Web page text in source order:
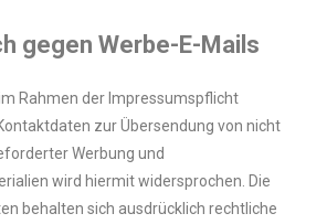
gegen Werbe-E-Mails
Rahmen der Impressumspflicht
zur Übersendung von nicht
Werbung und
wird hiermit widersprochen. Die
behalten sich ausdrücklich rechtliche